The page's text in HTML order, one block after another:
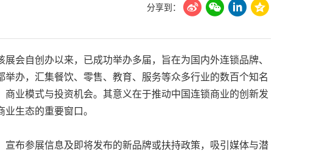
分享到：
会自创办以来，已成功举办多届，旨在为国内外连锁品牌、
办，汇集餐饮、零售、教育、服务等众多行业的数百个知名
业模式与投资机会。其意义在于推动中国连锁商业的创新发
生态的重要窗口。
布参展信息及即将发布的新品牌或扶持政策，吸引媒体与潜